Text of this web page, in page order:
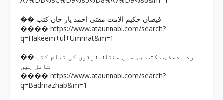
�� فیضان حکیم الامت مفتی احمد یار خان کتب
���� https://www.ataunnabi.com/search?
q=Hakeem+ul+Ummat&m=1
�� رد بدمذہب کتب جس میں مختلف فرقوں کی تمام کتب
شامل ہیں
���� https://www.ataunnabi.com/search?
q=Badmazhab&m=1